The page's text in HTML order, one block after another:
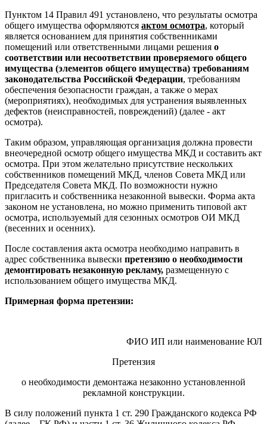
Пунктом 14 Правил 491 установлено, что результаты осмотра
общего имущества оформляются актом осмотра, который
является основанием для принятия собственниками
помещений или ответственными лицами решения о
соответствии или несоответствии проверяемого общего
имущества (элементов общего имущества) требованиям
законодательства Российской Федерации, требованиям
обеспечения безопасности граждан, а также о мерах
(мероприятиях), необходимых для устранения выявленных
дефектов (неисправностей, повреждений) (далее - акт
осмотра).
Таким образом, управляющая организация должна провести
внеочередной осмотр общего имущества МКД и составить акт
осмотра. При этом желательно присутствие нескольких
собственников помещений МКД, членов Совета МКД или
Председателя Совета МКД. По возможности нужно
пригласить и собственника незаконной вывески. Форма акта
законом не установлена, но можно применить типовой акт
осмотра, используемый для сезонных осмотров ОИ МКД
(весенних и осенних).
После составления акта осмотра необходимо направить в
адрес собственника вывески претензию о необходимости
демонтировать незаконную рекламу, размещенную с
использованием общего имущества МКД.
Примерная форма претензии:
ФИО ИП или наименование ЮЛ
Претензия
о необходимости демонтажа незаконно установленной
рекламной конструкции.
В силу положений пункта 1 ст. 290 Гражданского кодекса РФ